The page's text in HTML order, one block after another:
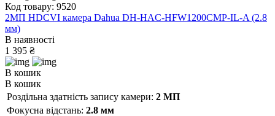
Код товару: 9520
2МП HDCVI камера Dahua DH-HAC-HFW1200CMP-IL-A (2.8
мм)
В наявності
1 395 ₴
В кошик
В кошик
Роздільна здатність запису камери: 2 МП
Фокусна відстань: 2.8 мм